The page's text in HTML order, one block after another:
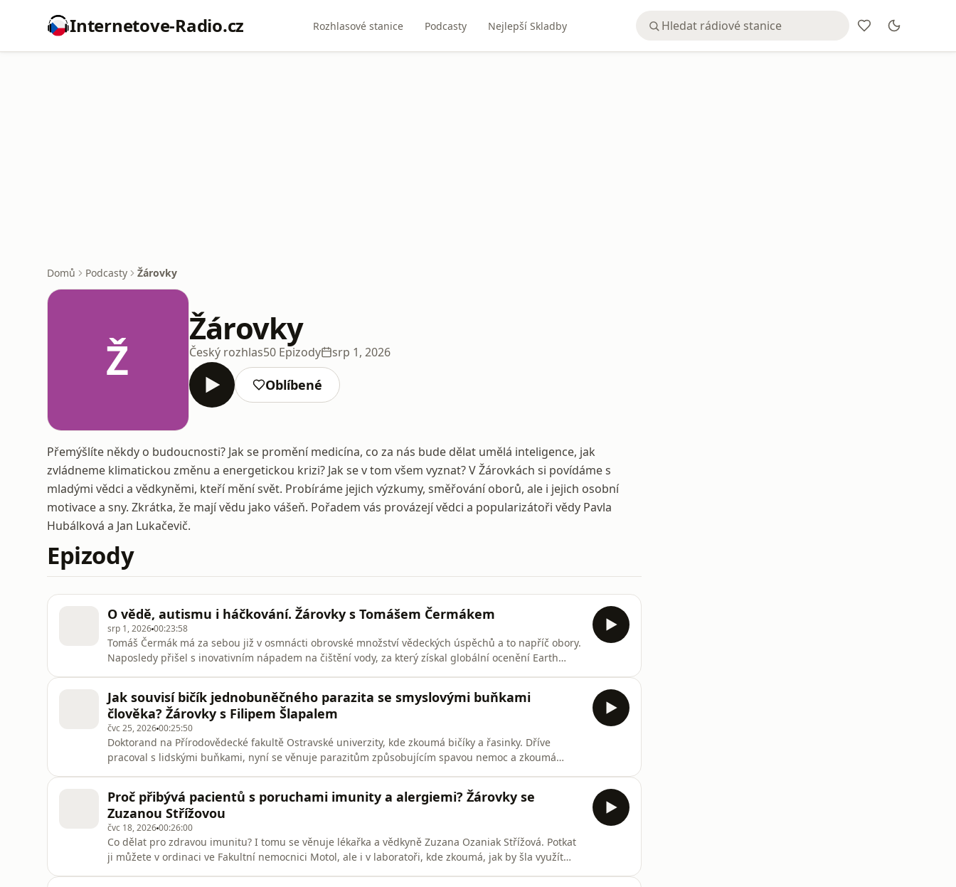
Internetove-Radio.cz Rozhlasové stanice Podcasty Nejlepší Skladby
Domů Podcasty Žárovky
Ž
Žárovky
Český rozhlas50 Epizody srp 1, 2026
Oblíbené
Přemýšlíte někdy o budoucnosti? Jak se promění medicína, co za nás bude dělat umělá inteligence, jak
zvládneme klimatickou změnu a energetickou krizi? Jak se v tom všem vyznat? V Žárovkách si povídáme s
mladými vědci a vědkyněmi, kteří mění svět. Probíráme jejich výzkumy, směřování oborů, ale i jejich osobní
motivace a sny. Zkrátka, že mají vědu jako vášeň. Pořadem vás provázejí vědci a popularizátoři vědy Pavla
Hubálková a Jan Lukačevič.
Epizody
O vědě, autismu i háčkování. Žárovky s Tomášem Čermákem
srp 1, 202600:23:58
Tomáš Čermák má za sebou již v osmnácti obrovské množství vědeckých úspěchů a to napříč obory.
Naposledy přišel s inovativním nápadem na čištění vody, za který získal globální ocenění Earth
London? Jak svým pří
Jak souvisí bičík jednobuněčného parazita se smyslovými buňkami
člověka? Žárovky s Filipem Šlapalem
čvc 25, 202600:25:50
Doktorand na Přírodovědecké fakultě Ostravské univerzity, kde zkoumá bičíky a řasinky. Dříve
pracoval s lidskými buňkami, nyní se věnuje parazitům způsobujícím spavou nemoc a zkoumá
píše články a komentuje novinky v pořadu Týden ve vědě pro projekt Vědátor.Všechny díly podcastu
Žárovky můžete po
Proč přibývá pacientů s poruchami imunity a alergiemi? Žárovky se
Zuzanou Střížovou
čvc 18, 202600:26:00
Co dělat pro zdravou imunitu? I tomu se věnuje lékařka a vědkyně Zuzana Ozaniak Střížová. Potkat
ji můžete v ordinaci ve Fakultní nemocnici Motol, ale i v laboratoři, kde zkoumá, jak by šla využít